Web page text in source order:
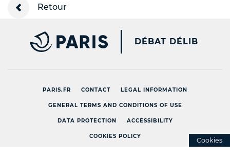
Retour
PARIS.FR [NEW
DÉBAT DÉLIB
PARIS.FR CONTACT LEGAL INFORMATION
GENERAL TERMS AND CONDITIONS OF USE
DATA PROTECTION ACCESSIBILITY
COOKIES POLICY